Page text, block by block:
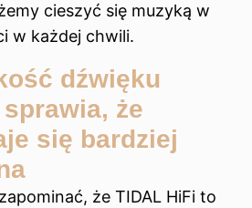
cieszyć się muzyką w
w każdej chwili.
dźwięku
że
się bardziej
że TIDAL HiFi to